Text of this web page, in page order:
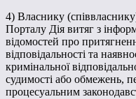
4) Власнику
Порталу Дія витяг з
відомостей про
відповідальності та
кримінальної
судимості або обмежень,
процесуальним